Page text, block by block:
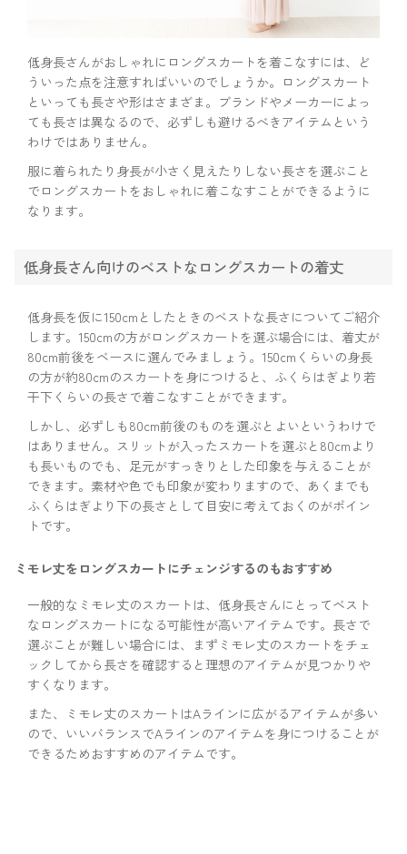
低身長さんがおしゃれにロングスカートを着こなすには、ど
ういった点を注意すればいいのでしょうか。ロングスカート
といっても長さや形はさまざま。ブランドやメーカーによっ
ても長さは異なるので、必ずしも避けるべきアイテムという
わけではありません。
服に着られたり身長が小さく見えたりしない長さを選ぶこと
でロングスカートをおしゃれに着こなすことができるように
なります。
低身長さん向けのベストなロングスカートの着丈
低身長を仮に150cmとしたときのベストな長さについてご紹介
します。150cmの方がロングスカートを選ぶ場合には、着丈が
80cm前後をベースに選んでみましょう。150cmくらいの身長
の方が約80cmのスカートを身につけると、ふくらはぎより若
干下くらいの長さで着こなすことができます。
しかし、必ずしも80cm前後のものを選ぶとよいというわけで
はありません。スリットが入ったスカートを選ぶと80cmより
も長いものでも、足元がすっきりとした印象を与えることが
できます。素材や色でも印象が変わりますので、あくまでも
ふくらはぎより下の長さとして目安に考えておくのがポイン
トです。
ミモレ丈をロングスカートにチェンジするのもおすすめ
一般的なミモレ丈のスカートは、低身長さんにとってベスト
なロングスカートになる可能性が高いアイテムです。長さで
選ぶことが難しい場合には、まずミモレ丈のスカートをチェ
ックしてから長さを確認すると理想のアイテムが見つかりや
すくなります。
また、ミモレ丈のスカートはAラインに広がるアイテムが多い
ので、いいバランスでAラインのアイテムを身につけることが
できるためおすすめのアイテムです。